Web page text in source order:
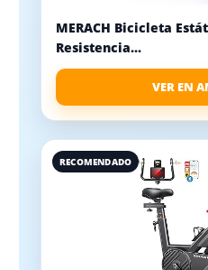
MERACH Bicicleta
Resistencia...
VER EN
RECOMENDADO